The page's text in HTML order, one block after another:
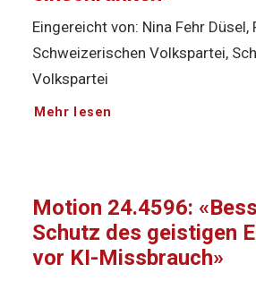
Eingereicht von: Nina Fehr Düsel,
Schweizerischen Volkspartei,
Volkspartei
Mehr lesen
Motion 24.4596:
Schutz des geistigen
vor KI-Missbrauch»